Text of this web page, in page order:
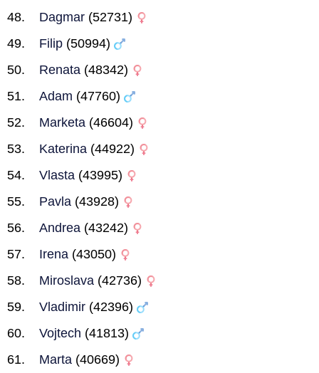
Dagmar (52731)
Filip (50994)
Renata (48342)
Adam (47760)
Marketa (46604)
Katerina (44922)
Vlasta (43995)
Pavla (43928)
Andrea (43242)
Irena (43050)
Miroslava (42736)
Vladimir (42396)
Vojtech (41813)
Marta (40669)